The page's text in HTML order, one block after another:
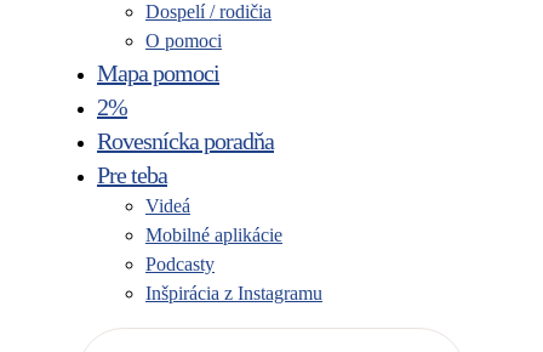
Dospelí / rodičia
O pomoci
Mapa pomoci
2%
Rovesnícka poradňa
Pre teba
Videá
Mobilné aplikácie
Podcasty
Inšpirácia z Instagramu